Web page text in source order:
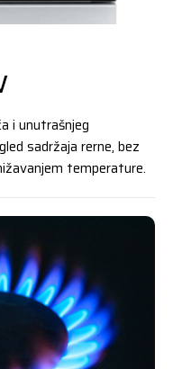
i unutrašnjeg
sadržaja rerne, bez
temperature.